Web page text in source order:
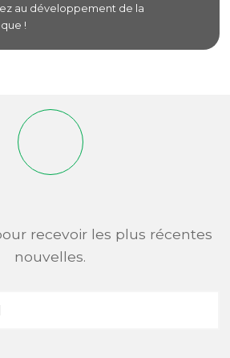
au développement de la
!
recevoir les plus récentes
nouvelles.